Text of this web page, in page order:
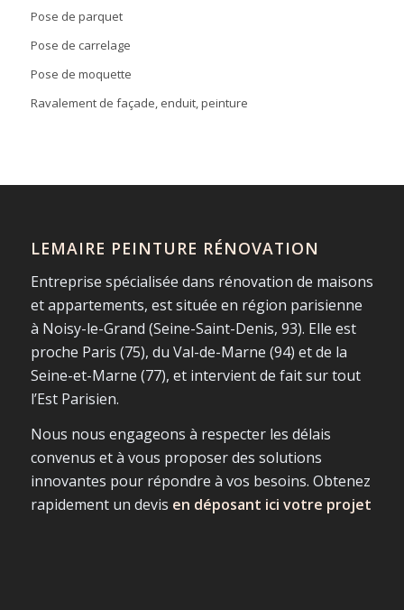
Pose de parquet
Pose de carrelage
Pose de moquette
Ravalement de façade, enduit, peinture
LEMAIRE PEINTURE RÉNOVATION
Entreprise spécialisée dans rénovation de maisons
et appartements, est située en région parisienne
à Noisy-le-Grand (Seine-Saint-Denis, 93). Elle est
proche Paris (75), du Val-de-Marne (94) et de la
Seine-et-Marne (77), et intervient de fait sur tout
l’Est Parisien.
Nous nous engageons à respecter les délais
convenus et à vous proposer des solutions
innovantes pour répondre à vos besoins. Obtenez
rapidement un devis en déposant ici votre projet